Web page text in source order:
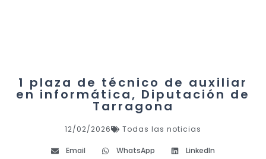
1 plaza de técnico de auxiliar
en informática, Diputación de
Tarragona
12/02/2026 Todas las noticias
Email WhatsApp LinkedIn